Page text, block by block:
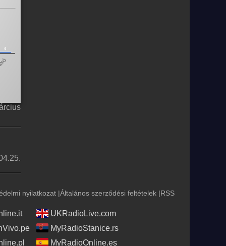
nyilatkozat |Általános szerződési feltételek |RSS
UKRadioLive.com
MyRadioStanice.rs
MyRadioOnline.es